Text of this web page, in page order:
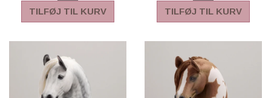
TILFØJ TIL KURV TILFØJ TIL KURV